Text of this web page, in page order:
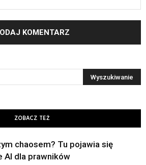
ZOBACZ TEŻ
chaosem? Tu pojawia się
AI dla prawników